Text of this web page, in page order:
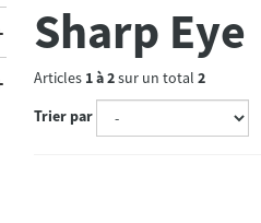
Sharp Eye
Articles 1à2sur un total 2
Trier par